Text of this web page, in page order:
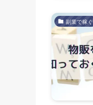
副業で稼ぐ